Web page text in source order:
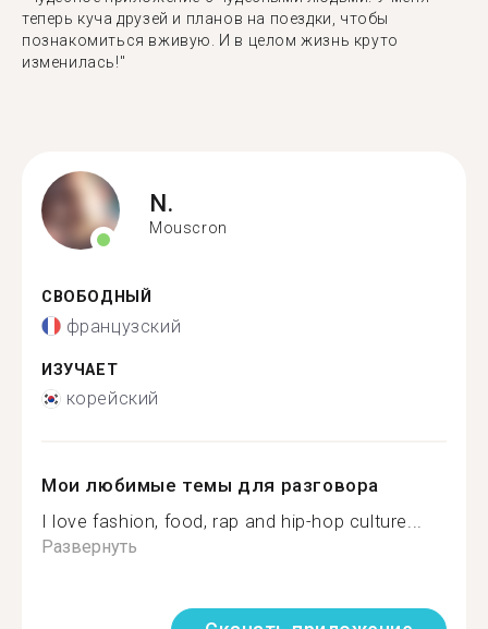
теперь куча друзей и планов на поездки, чтобы
познакомиться вживую. И в целом жизнь круто
изменилась!"
N.
Mouscron
СВОБОДНЫЙ
французский
ИЗУЧАЕТ
корейский
Мои любимые темы для разговора
I love fashion, food, rap and hip-hop culture...
Развернуть